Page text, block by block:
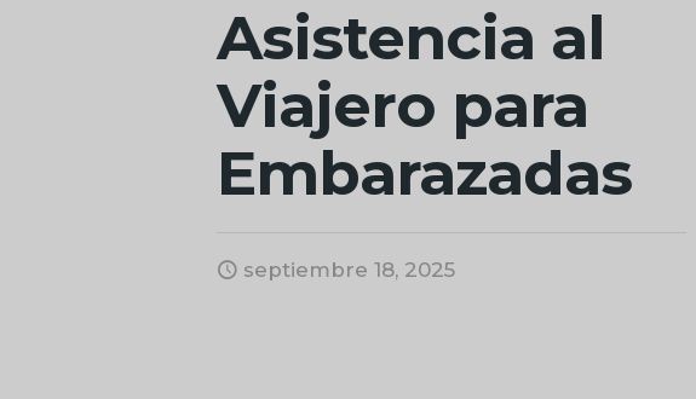
Asistencia al
Viajero para
Embarazadas
septiembre 18, 2025